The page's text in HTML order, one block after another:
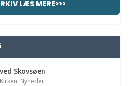
LÆS MERE>>>
Skovsøen
Kirken, Nyheder